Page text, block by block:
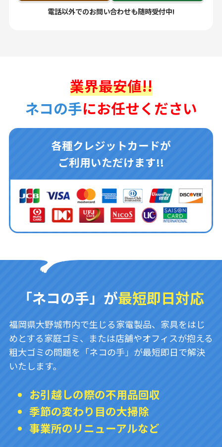
電話以外でのお問い合わせも随時受付中!
業界最安値!!
ネコの手にお任せください
各種クレジットカードが
ご利用いただけます!!
「ネコの手」が最短即日対応
福岡県大野城市内で生じる家電製品、家具をはじ
めとする家庭ゴミ、または店舗やオフィスが抱える
粗大ゴミの問題を「ネコの手」が最短即日で解決
いたします。
お引越しの際の不用品回収
季節の変わり目の大掃除
事業所のリニューアルなど